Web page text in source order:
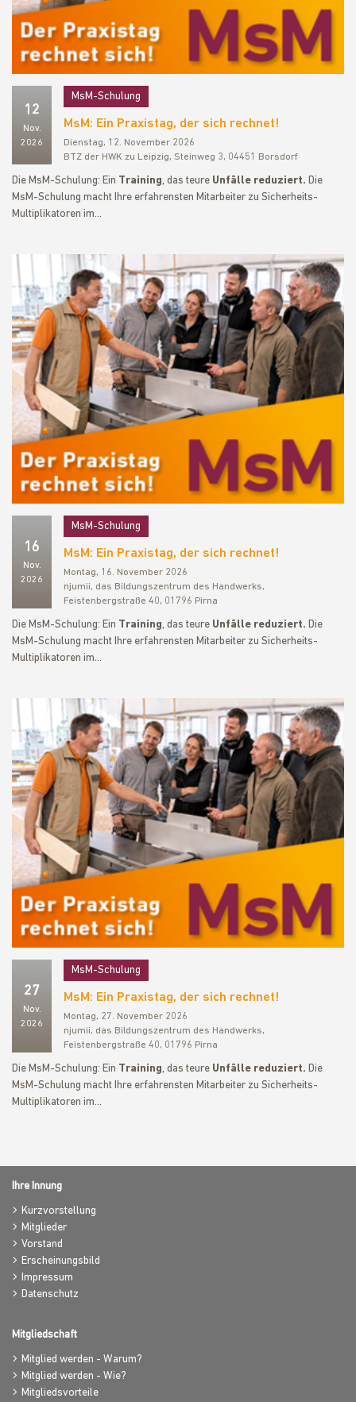
12
Nov.
2026
MsM-Schulung
MsM: Ein Praxistag, der sich rechnet!
Dienstag, 12. November 2026
BTZ der HWK zu Leipzig, Steinweg 3, 04451 Borsdorf
Die MsM-Schulung: Ein Training, das teure Unfälle reduziert. Die
MsM-Schulung macht Ihre erfahrensten Mitarbeiter zu Sicherheits-
Multiplikatoren im…
16
Nov.
2026
MsM-Schulung
MsM: Ein Praxistag, der sich rechnet!
Montag, 16. November 2026
njumii, das Bildungszentrum des Handwerks,
Feistenbergstraße 40, 01796 Pirna
Die MsM-Schulung: Ein Training, das teure Unfälle reduziert. Die
MsM-Schulung macht Ihre erfahrensten Mitarbeiter zu Sicherheits-
Multiplikatoren im…
27
Nov.
2026
MsM-Schulung
MsM: Ein Praxistag, der sich rechnet!
Montag, 27. November 2026
njumii, das Bildungszentrum des Handwerks,
Feistenbergstraße 40, 01796 Pirna
Die MsM-Schulung: Ein Training, das teure Unfälle reduziert. Die
MsM-Schulung macht Ihre erfahrensten Mitarbeiter zu Sicherheits-
Multiplikatoren im…
Ihre Innung
Kurzvorstellung
Mitglieder
Vorstand
Erscheinungsbild
Impressum
Datenschutz
Mitgliedschaft
Mitglied werden - Warum?
Mitglied werden - Wie?
Mitgliedsvorteile